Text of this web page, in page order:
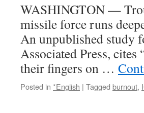
Indigenous
Action
Media
WASHINGTON —
missile force runs
An unpublished study
Associated Press,
their fingers on …
Posted in *English | Tagged burnout,